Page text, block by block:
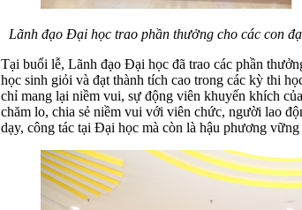
Lãnh đạo Đại học trao phần thưởng cho các con
Tại buổi lễ, Lãnh đạo Đại học đã trao các phần
học sinh giỏi và đạt thành tích cao trong các kỳ thi
chỉ mang lại niềm vui, sự động viên khuyến khích
chăm lo, chia sẻ niềm vui với viên chức, người lao
dạy, công tác tại Đại học mà còn là hậu phương